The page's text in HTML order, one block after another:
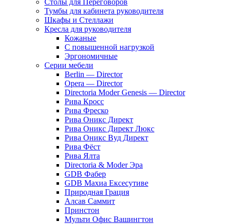
Тумбы для кабинета руководителя
Шкафы и Стеллажи
Кресла для руководителя
Кожаные
С повышенной нагрузкой
Эргономичные
Серии мебели
Berlin — Director
Opera — Director
Directoria Moder Genesis — Director
Рива Кросс
Рива Фреско
Рива Оникс Директ
Рива Оникс Директ Люкс
Рива Оникс Вуд Директ
Рива Фёст
Рива Ялта
Directoria & Moder Эра
GDB Фабер
GDB Махиа Ексесутиве
Природная Грация
Алсав Саммит
Принстон
Мульти Офис Вашингтон